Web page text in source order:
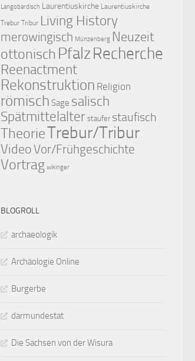
Langobardisch Laurentiuskirche Laurentiuskirche
Trebur Tribur Living History
merowingisch Münzenberg Neuzeit
ottonisch PfalzRecherche
Reenactment
Rekonstruktion Religion
römisch Sage salisch
Spätmittelalter staufer staufisch
TheorieTrebur/Tribur
VideoVor/Frühgeschichte
Vortrag wikinger
BLOGROLL
archaeologik
Archäologie Online
Burgerbe
darmundestat
Die Sachsen von der Wisura